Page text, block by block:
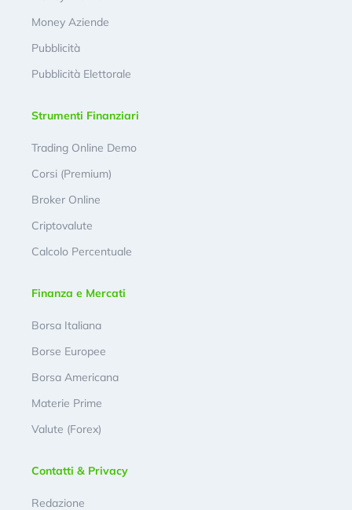
Money Aziende
Pubblicità
Pubblicità Elettorale
Strumenti Finanziari
Trading Online Demo
Corsi (Premium)
Broker Online
Criptovalute
Calcolo Percentuale
Finanza e Mercati
Borsa Italiana
Borse Europee
Borsa Americana
Materie Prime
Valute (Forex)
Contatti & Privacy
Redazione